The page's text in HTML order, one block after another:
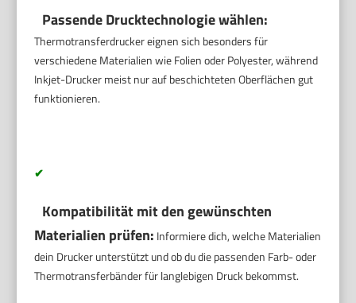
Passende Drucktechnologie wählen:
Thermotransferdrucker eignen sich besonders für
verschiedene Materialien wie Folien oder Polyester, während
Inkjet-Drucker meist nur auf beschichteten Oberflächen gut
funktionieren.
✔
Kompatibilität mit den gewünschten
Materialien prüfen: Informiere dich, welche Materialien
dein Drucker unterstützt und ob du die passenden Farb- oder
Thermotransferbänder für langlebigen Druck bekommst.